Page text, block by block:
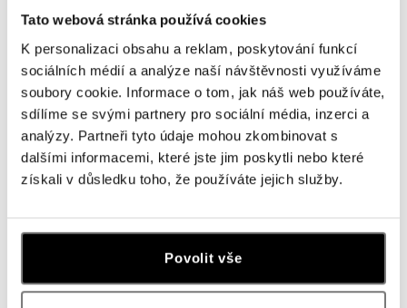
Tato webová stránka používá cookies
K personalizaci obsahu a reklam, poskytování funkcí
sociálních médií a analýze naší návštěvnosti využíváme
soubory cookie. Informace o tom, jak náš web používáte,
sdílíme se svými partnery pro sociální média, inzerci a
analýzy. Partneři tyto údaje mohou zkombinovat s
dalšími informacemi, které jste jim poskytli nebo které
získali v důsledku toho, že používáte jejich služby.
Povolit vše
ALO
ALO